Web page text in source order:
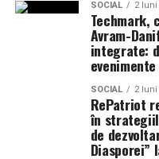
Realizat cu sprijinul:
Co-finanțatori:C&C
CORPORATION WEB
: CLINICA
IMAMED; OMV
ȘERBAN & ASOCIAȚII;
dans si transforma o
eveniment de neuitat.
Alegerea formatiei
importante decizii ale
dintre o nunta
SOCIAL 2
Techmark,
Avram-
integrate:
SOCIAL 2
RePatriot
în
de
Diasporei”